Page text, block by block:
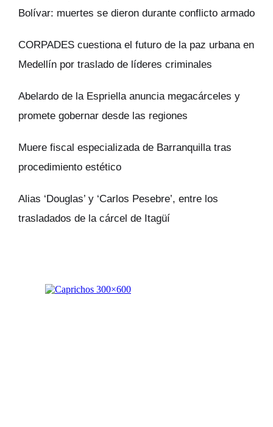
Bolívar: muertes se dieron durante conflicto armado
CORPADES cuestiona el futuro de la paz urbana en
Medellín por traslado de líderes criminales
Abelardo de la Espriella anuncia megacárceles y
promete gobernar desde las regiones
Muere fiscal especializada de Barranquilla tras
procedimiento estético
Alias ‘Douglas’ y ‘Carlos Pesebre’, entre los
trasladados de la cárcel de Itagüí